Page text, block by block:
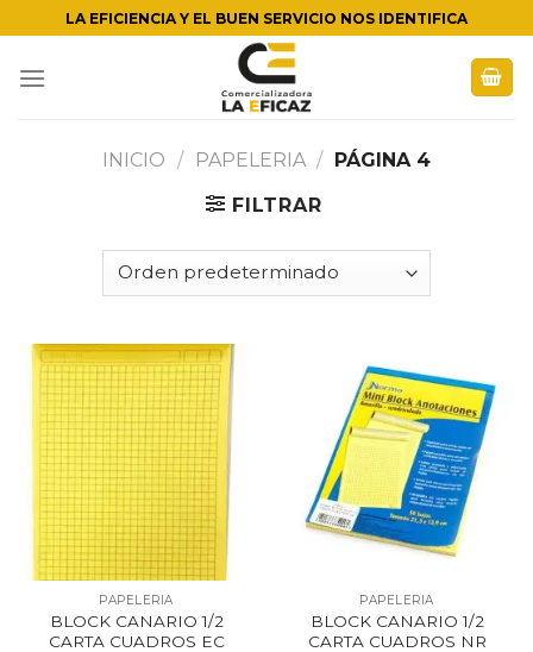
to
content
LA EFICIENCIA Y EL BUEN SERVICIO NOS IDENTIFICA
INICIO / PAPELERIA / PÁGINA 4
FILTRAR
PAPELERIA
BLOCK CANARIO 1/2
CARTA CUADROS EC
PAPELERIA
BLOCK CANARIO 1/2
CARTA CUADROS NR